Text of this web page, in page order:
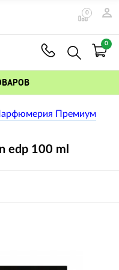
0
0
Премиум
edp 100 ml